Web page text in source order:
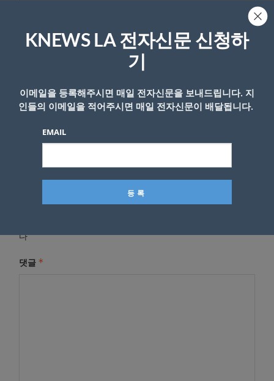
동)은 줄어들지 않았고, 앞으로도 그럴 일은 없
을 것”이라고 강조했다.
- Copyright © KNEWSLA.COM, 무단 전재 및 재배포 금지
다
댓글 *
KNEWS LA 전자신문 신청하
기
이메일을 등록해주시면 매일 전자신문을 보내드립니다. 지
인들의 이메일을 적어주시면 매일 전자신문이 배달됩니다.
EMAIL